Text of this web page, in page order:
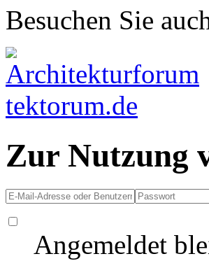
Besuchen Sie
Zur Nutzung
Angemeldet